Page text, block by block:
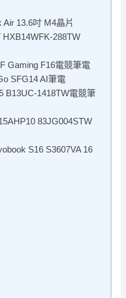
13.6吋 M4晶片
288TW
Gaming F16電競筆電
SFG14 AI筆電
B13UC-1418TW電競筆
83JG004STW
S16 S3607VA 16